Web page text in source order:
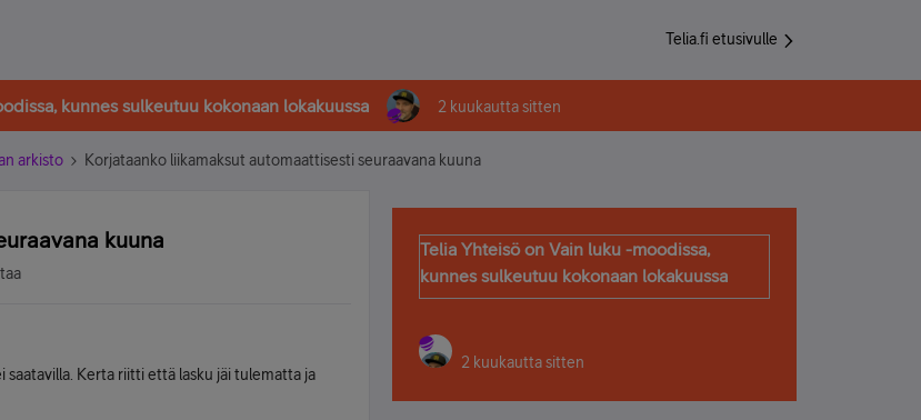
Telia.fi etusivulle
kunnes sulkeutuu kokonaan lokakuussa 2 kuukautta sitten
arkisto Korjataanko liikamaksut automaattisesti seuraavana kuuna
kuuna
saatavilla. Kerta riitti että lasku jäi tulematta ja
Telia Yhteisö on Vain luku -moodissa,
kunnes sulkeutuu kokonaan lokakuussa
2 kuukautta sitten